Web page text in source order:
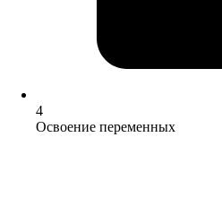
4
Освоение переменных